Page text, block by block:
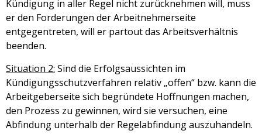
Kündigung in aller Regel nicht zurücknehmen will, muss
er den Forderungen der Arbeitnehmerseite
entgegentreten, will er partout das Arbeitsverhältnis
beenden.
Situation 2: Sind die Erfolgsaussichten im
Kündigungsschutzverfahren relativ „offen“ bzw. kann die
Arbeitgeberseite sich begründete Hoffnungen machen,
den Prozess zu gewinnen, wird sie versuchen, eine
Abfindung unterhalb der Regelabfindung auszuhandeln.